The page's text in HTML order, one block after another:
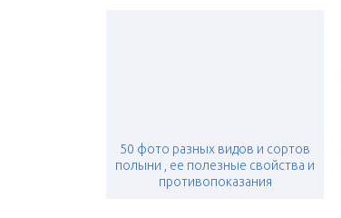
50 фото разных видов и сортов
полыни , ее полезные свойства и
противопоказания